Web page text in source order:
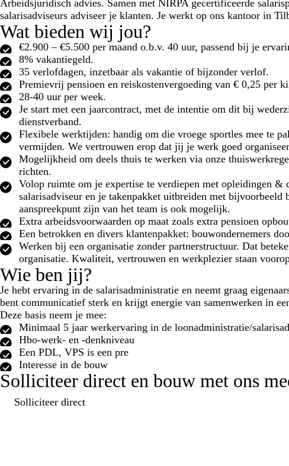
Arbeidsjuridisch advies. Samen met NIRPA gecertificeerde
salarisadviseurs adviseer je klanten. Je werkt op ons kantoor in
Wat bieden wij jou?
€2.900 – €5.500 per maand o.b.v. 40 uur, passend bij je
8% vakantiegeld.
35 verlofdagen, inzetbaar als vakantie of bijzonder verlof.
Premievrij pensioen en reiskostenvergoeding van € 0,25 per
28-40 uur per week.
Je start met een jaarcontract, met de intentie om dit bij
dienstverband.
Flexibele werktijden: handig om die vroege sportles mee te
vermijden. We vertrouwen erop dat jij je werk goed
Mogelijkheid om deels thuis te werken via onze
richten.
Volop ruimte om je expertise te verdiepen met opleidingen
salarisadviseur en je takenpakket uitbreiden met
aanspreekpunt zijn van het team is ook mogelijk.
Extra arbeidsvoorwaarden op maat zoals extra pensioen
Een betrokken en divers klantenpakket: bouwondernemers
Werken bij een organisatie zonder partnerstructuur. Dat
organisatie. Kwaliteit, vertrouwen en werkplezier staan
Wie ben jij?
Je hebt ervaring in de salarisadministratie en neemt graag
bent communicatief sterk en krijgt energie van samenwerken in
Deze basis neem je mee:
Minimaal 5 jaar werkervaring in de loonadministratie/
Hbo-werk- en -denkniveau
Een PDL, VPS is een pre
Interesse in de bouw
Solliciteer direct en bouw met ons
Solliciteer direct